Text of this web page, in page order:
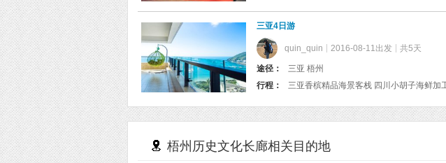
三亚4日游
quin_quin 2016-08-11出发 共5天
途径：
三亚 梧州
行程：
梧州历史文化长廊相关目的地